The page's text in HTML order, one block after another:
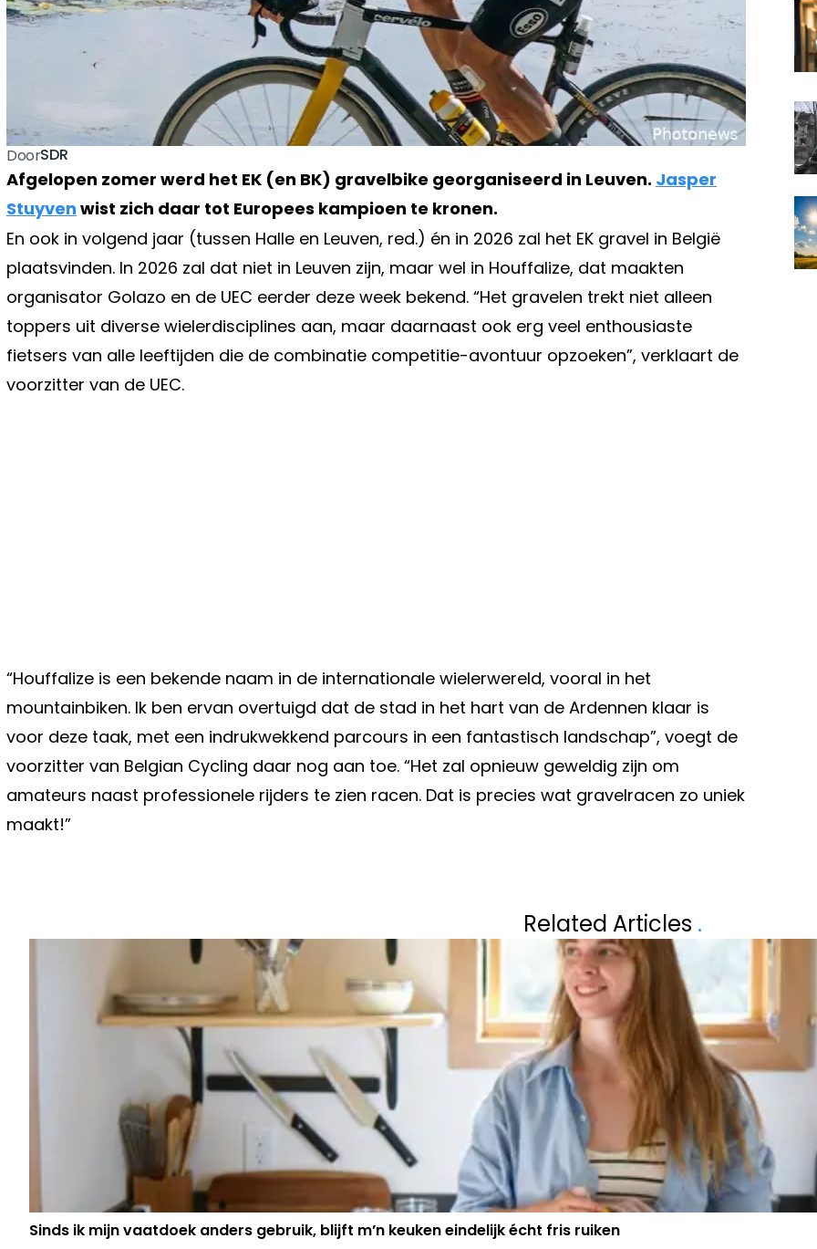
DoorSDR
Afgelopen zomer werd het EK (en BK) gravelbike georganiseerd in Leuven. Jasper
Stuyven wist zich daar tot Europees kampioen te kronen.
En ook in volgend jaar (tussen Halle en Leuven, red.) én in 2026 zal het EK gravel in België
plaatsvinden. In 2026 zal dat niet in Leuven zijn, maar wel in Houffalize, dat maakten
organisator Golazo en de UEC eerder deze week bekend. “Het gravelen trekt niet alleen
toppers uit diverse wielerdisciplines aan, maar daarnaast ook erg veel enthousiaste
fietsers van alle leeftijden die de combinatie competitie-avontuur opzoeken”, verklaart de
voorzitter van de UEC.
“Houffalize is een bekende naam in de internationale wielerwereld, vooral in het
mountainbiken. Ik ben ervan overtuigd dat de stad in het hart van de Ardennen klaar is
voor deze taak, met een indrukwekkend parcours in een fantastisch landschap”, voegt de
voorzitter van Belgian Cycling daar nog aan toe. “Het zal opnieuw geweldig zijn om
amateurs naast professionele rijders te zien racen. Dat is precies wat gravelracen zo uniek
maakt!”
GAAT HELEMAAL KAPOT"
'ZO GAAT HET
'THUIS' NA
Related Articles .
Sinds ik mijn vaatdoek anders gebruik, blijft m’n keuken eindelijk écht fris ruiken